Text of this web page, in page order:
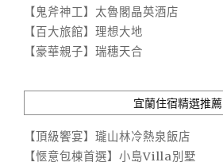
【鬼斧神工】太魯閣晶英酒店
【百大旅館】理想大地
【豪華親子】瑞穗天合
宜蘭住宿精選推薦
【頂級饗宴】瓏山林冷熱泉飯店
【愜意包棟首選】小島Villa別墅